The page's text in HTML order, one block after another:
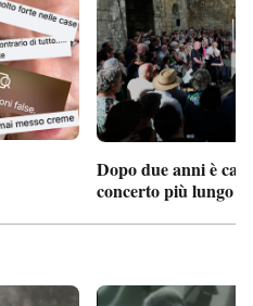
Dopo due anni è
concerto più lungo